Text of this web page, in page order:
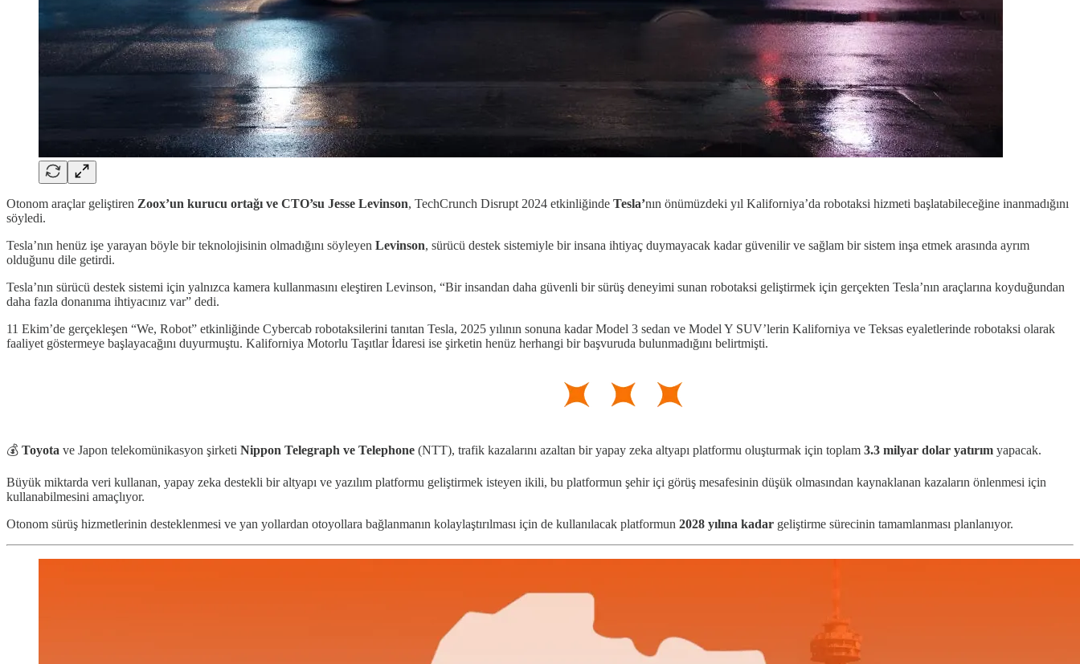
Otonom araçlar geliştiren Zoox’un kurucu ortağı ve CTO’su Jesse Levinson, TechCrunch Disrupt 2024 etkinliğinde Tesla’nın önümüzdeki yıl Kaliforniya’da robotaksi hizmeti başlatabileceğine inanmadığını
söyledi.
Tesla’nın henüz işe yarayan böyle bir teknolojisinin olmadığını söyleyen Levinson, sürücü destek sistemiyle bir insana ihtiyaç duymayacak kadar güvenilir ve sağlam bir sistem inşa etmek arasında ayrım
olduğunu dile getirdi.
Tesla’nın sürücü destek sistemi için yalnızca kamera kullanmasını eleştiren Levinson, “Bir insandan daha güvenli bir sürüş deneyimi sunan robotaksi geliştirmek için gerçekten Tesla’nın araçlarına koyduğundan
daha fazla donanıma ihtiyacınız var” dedi.
11 Ekim’de gerçekleşen “We, Robot” etkinliğinde Cybercab robotaksilerini tanıtan Tesla, 2025 yılının sonuna kadar Model 3 sedan ve Model Y SUV’lerin Kaliforniya ve Teksas eyaletlerinde robotaksi olarak
faaliyet göstermeye başlayacağını duyurmuştu. Kaliforniya Motorlu Taşıtlar İdaresi ise şirketin henüz herhangi bir başvuruda bulunmadığını belirtmişti.
💰 Toyota ve Japon telekomünikasyon şirketi Nippon Telegraph ve Telephone (NTT), trafik kazalarını azaltan bir yapay zeka altyapı platformu oluşturmak için toplam 3.3 milyar dolar yatırım yapacak.
Büyük miktarda veri kullanan, yapay zeka destekli bir altyapı ve yazılım platformu geliştirmek isteyen ikili, bu platformun şehir içi görüş mesafesinin düşük olmasından kaynaklanan kazaların önlenmesi için
kullanabilmesini amaçlıyor.
Otonom sürüş hizmetlerinin desteklenmesi ve yan yollardan otoyollara bağlanmanın kolaylaştırılması için de kullanılacak platformun 2028 yılına kadar geliştirme sürecinin tamamlanması planlanıyor.